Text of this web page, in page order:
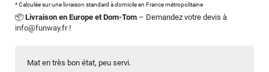
Mat en très bon état, peu servi.
* Calculée sur une livraison standard à domicile en France métropolitaine
📦 Livraison en Europe et Dom-Tom – Demandez votre devis à
info@funway.fr!